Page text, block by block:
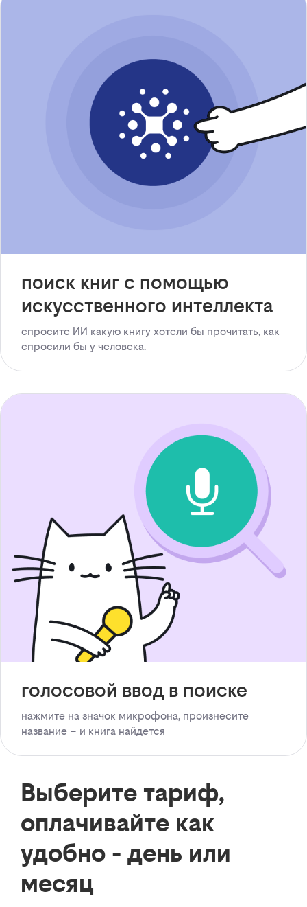
поиск книг с помощью
искусственного интеллекта
спросите ИИ какую книгу хотели бы прочитать, как
спросили бы у человека.
голосовой ввод в поиске
нажмите на значок микрофона, произнесите
название – и книга найдется
Выберите тариф,
оплачивайте как
удобно - день или
месяц